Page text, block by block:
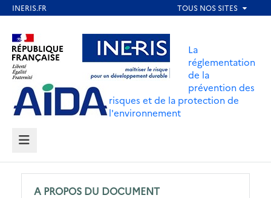
contenu
principal
Aller au contenu Aller au menu
Aller au pied de page
La
réglementation
de la
prévention des
risques et de la protection de
l'environnement
MENU
A PROPOS DU DOCUMENT